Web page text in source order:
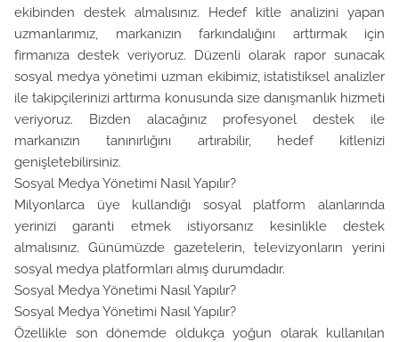
ekibinden destek almalısınız. Hedef kitle analizini yapan
uzmanlarımız, markanızın farkındalığını arttırmak için
firmanıza destek veriyoruz. Düzenli olarak rapor sunacak
sosyal medya yönetimi uzman ekibimiz, istatistiksel analizler
ile takipçilerinizi arttırma konusunda size danışmanlık hizmeti
veriyoruz. Bizden alacağınız profesyonel destek ile
markanızın tanınırlığını artırabilir, hedef kitlenizi
genişletebilirsiniz.
Sosyal Medya Yönetimi Nasıl Yapılır?
Milyonlarca üye kullandığı sosyal platform alanlarında
yerinizi garanti etmek istiyorsanız kesinlikle destek
almalısınız. Günümüzde gazetelerin, televizyonların yerini
sosyal medya platformları almış durumdadır.
Sosyal Medya Yönetimi Nasıl Yapılır?
Sosyal Medya Yönetimi Nasıl Yapılır?
Özellikle son dönemde oldukça yoğun olarak kullanılan